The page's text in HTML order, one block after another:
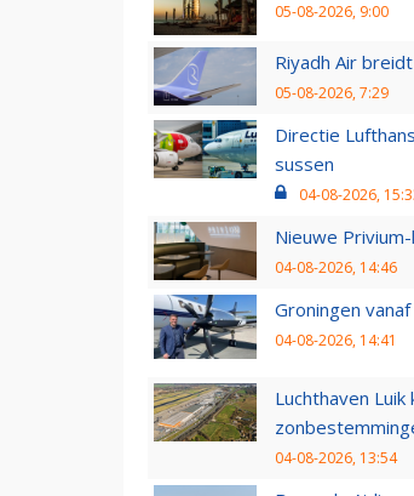
05-08-2026, 9:00
Riyadh Air
05-08-2026, 7:29
Directie
sussen
04-08-2026,
Nieuwe
04-08-2026, 14:46
Groningen
04-08-2026, 14:41
Luchthaven
04-08-2026, 13:54